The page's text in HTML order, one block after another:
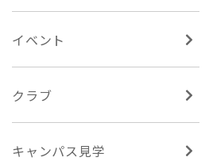
イベント
クラブ
キャンパス見学